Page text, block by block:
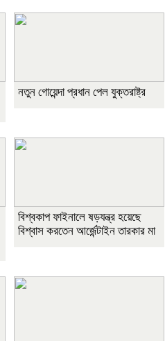
নতুন গোয়েন্দা প্রধান পেল যুক্তরাষ্ট্র
বিশ্বকাপ ফাইনালে ষড়যন্ত্র হয়েছে
বিশ্বাস করতেন আর্জেন্টাইন তারকার মা